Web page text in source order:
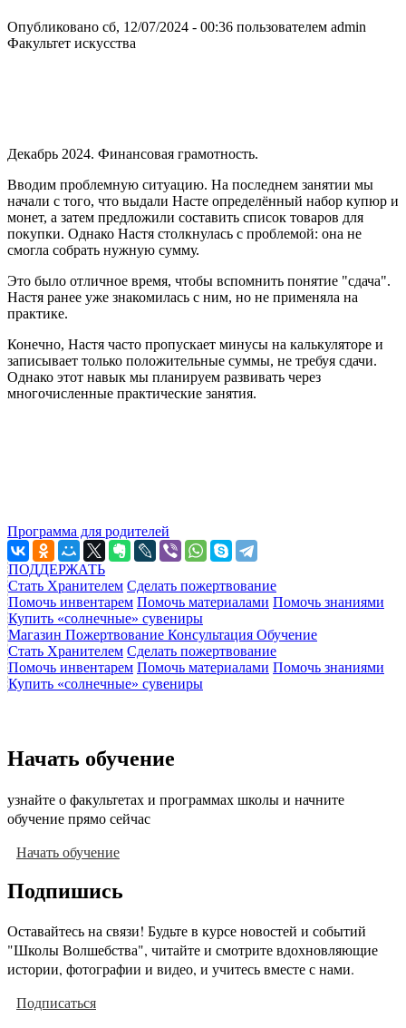
Опубликовано сб, 12/07/2024 - 00:36 пользователем admin
Факультет искусства
Декабрь 2024. Финансовая грамотность.
Вводим проблемную ситуацию. На последнем занятии мы
начали с того, что выдали Насте определённый набор купюр и
монет, а затем предложили составить список товаров для
покупки. Однако Настя столкнулась с проблемой: она не
смогла собрать нужную сумму.
Это было отличное время, чтобы вспомнить понятие "сдача".
Настя ранее уже знакомилась с ним, но не применяла на
практике.
Конечно, Настя часто пропускает минусы на калькуляторе и
записывает только положительные суммы, не требуя сдачи.
Однако этот навык мы планируем развивать через
многочисленные практические занятия.
Программа для родителей
ПОДДЕРЖАТЬ
Стать Хранителем Сделать пожертвование
Помочь инвентарем Помочь материалами Помочь знаниями
Купить «солнечные» сувениры
Магазин Пожертвование Консультация Обучение
Стать Хранителем Сделать пожертвование
Помочь инвентарем Помочь материалами Помочь знаниями
Купить «солнечные» сувениры
Начать обучение
узнайте о факультетах и программах школы и начните
обучение прямо сейчас
Начать обучение
Подпишись
Оставайтесь на связи! Будьте в курсе новостей и событий
"Школы Волшебства", читайте и смотрите вдохновляющие
истории, фотографии и видео, и учитесь вместе с нами.
Подписаться